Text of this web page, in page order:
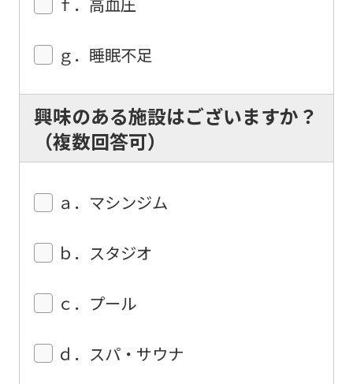
ｇ．睡眠不足
興味のある施設はございますか？
（複数回答可）
ａ．マシンジム
ｂ．スタジオ
ｃ．プール
ｄ．スパ・サウナ
service.
Automatic